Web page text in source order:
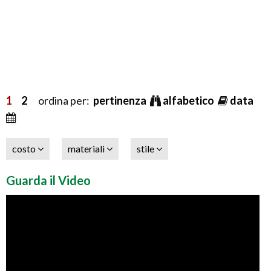
1 2 ordina per: pertinenza alfabetico data
costo materiali stile
Guarda il Video